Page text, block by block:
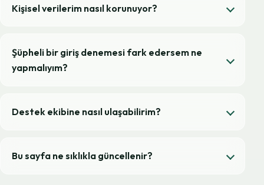
Kişisel verilerim nasıl korunuyor?
Şüpheli bir giriş denemesi fark edersem ne
yapmalıyım?
Destek ekibine nasıl ulaşabilirim?
Bu sayfa ne sıklıkla güncellenir?